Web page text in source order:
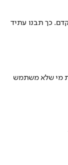
כך תבנו עתיד
מי שלא משתמש